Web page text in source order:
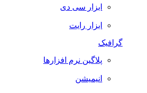
ابزار سی دی
ابزار رایت
گرافیک
پلاگین نرم افزارها
انیمیشن